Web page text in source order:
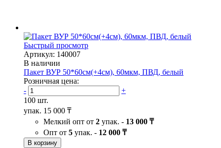
Быстрый просмотр
Артикул: 140007
В наличии
Пакет ВУР 50*60см(+4см), 60мкм, ПВД, белый
Розничная цена:
-
+
100 шт.
упак. 15 000 ₸
Мелкий опт от 2 упак. - 13 000 ₸
Опт от 5 упак. - 12 000 ₸
В корзину